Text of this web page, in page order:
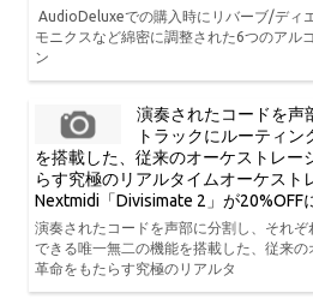
AudioDeluxeでの購入時にリバーブ/ディ
モニクスなど綿密に調整された6つのアル
ン
演奏されたコードを声
トラックにルーティ
を搭載した、従来のオーケストレー
らす究極のリアルタイムオーケスト
Nextmidi「Divisimate 2」が20%OFF
演奏されたコードを声部に分割し、それ
できる唯一無二の機能を搭載した、従来
革命をもたらす究極のリアルタ